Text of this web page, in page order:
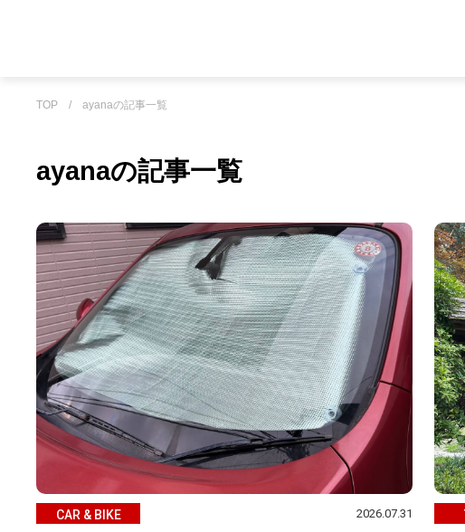
TOP / ayanaの記事一覧
ayanaの記事一覧
CAR & BIKE 2026.07.31